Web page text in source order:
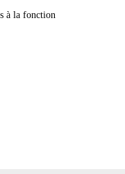
à la fonction